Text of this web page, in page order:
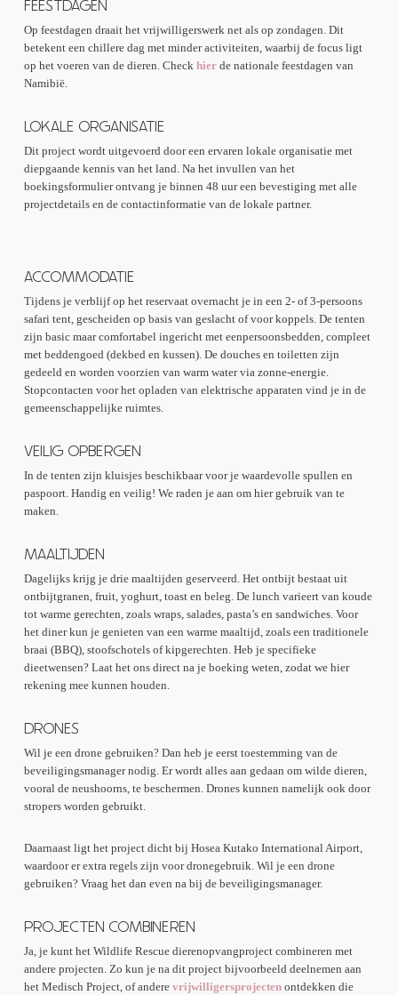
FEESTDAGEN
Op feestdagen draait het vrijwilligerswerk net als op zondagen. Dit
betekent een chillere dag met minder activiteiten, waarbij de focus ligt
op het voeren van de dieren. Check hierde nationale feestdagen van
Namibië.
LOKALE ORGANISATIE
Dit project wordt uitgevoerd door een ervaren lokale organisatie met
diepgaande kennis van het land. Na het invullen van het
boekingsformulier ontvang je binnen 48 uur een bevestiging met alle
projectdetails en de contactinformatie van de lokale partner.
ACCOMMODATIE
Tijdens je verblijf op het reservaat overnacht je in een 2- of 3-persoons
safari tent, gescheiden op basis van geslacht of voor koppels. De tenten
zijn basic maar comfortabel ingericht met eenpersoonsbedden, compleet
met beddengoed (dekbed en kussen). De douches en toiletten zijn
gedeeld en worden voorzien van warm water via zonne-energie.
Stopcontacten voor het opladen van elektrische apparaten vind je in de
gemeenschappelijke ruimtes.
VEILIG OPBERGEN
In de tenten zijn kluisjes beschikbaar voor je waardevolle spullen en
paspoort. Handig en veilig! We raden je aan om hier gebruik van te
maken.
MAALTIJDEN
Dagelijks krijg je drie maaltijden geserveerd. Het ontbijt bestaat uit
ontbijtgranen, fruit, yoghurt, toast en beleg. De lunch varieert van koude
tot warme gerechten, zoals wraps, salades, pasta’s en sandwiches. Voor
het diner kun je genieten van een warme maaltijd, zoals een traditionele
braai (BBQ), stoofschotels of kipgerechten. Heb je specifieke
dieetwensen? Laat het ons direct na je boeking weten, zodat we hier
rekening mee kunnen houden.
DRONES
Wil je een drone gebruiken? Dan heb je eerst toestemming van de
beveiligingsmanager nodig. Er wordt alles aan gedaan om wilde dieren,
vooral de neushoorns, te beschermen. Drones kunnen namelijk ook door
stropers worden gebruikt.
Daarnaast ligt het project dicht bij Hosea Kutako International Airport,
waardoor er extra regels zijn voor dronegebruik. Wil je een drone
gebruiken? Vraag het dan even na bij de beveiligingsmanager.
PROJECTEN COMBINEREN
Ja, je kunt het Wildlife Rescue dierenopvangproject combineren met
andere projecten. Zo kun je na dit project bijvoorbeeld deelnemen aan
het Medisch Project, of andere vrijwilligersprojectenontdekken die